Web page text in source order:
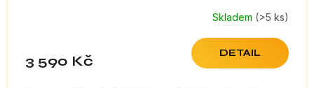
Skladem (>5 ks)
3 590 Kč DETAIL